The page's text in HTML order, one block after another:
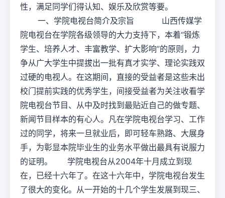
性，满足同学们得认知、娱乐及欣赏等要。
一、学院电视台简介及宗旨 山西传媒学
院电视台在学院各级领导的大力支持下，本着“锻炼
学生、培养人才、丰富教学、扩大影响”的原则，力
争从广大学生中提拔出一批有真才实学、理论实践双
过硬的电视人。在这期间，直接的受益者是这些未出
校门提前实践的优秀学生，间接受益者为关注收看学
院电视台节目、从中及时找到最贴近自己的做专题、
新闻节目样本的有心人。凡在学院电视台学习、工作
过的同学，将来一旦就业后，即可轻车熟路、大展身
手，为彰显本院毕业生的业务水平做出最具有说服力
的证明。 学院电视台从2004年十月成立到现
在，已经十六年了。在这十六年中，学院电视台发生
了很大的变化。从一开始的十几个学生发展到现三、